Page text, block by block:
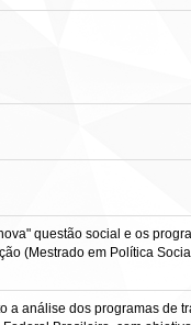
questão social e os
(Mestrado em Política
a análise dos programas de